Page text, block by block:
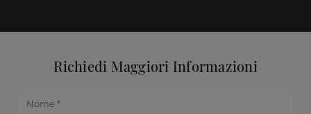
Richiedi Maggiori Informazioni